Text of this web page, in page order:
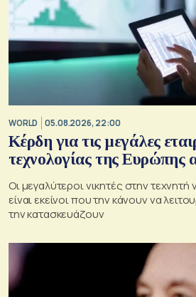
WORLD 05.08.2026, 22:00
Κέρδη για τις μεγάλες
τεχνολογίας της Ευρώπης
Οι μεγαλύτεροι νικητές στην
είναι εκείνοι που την κάνουν να
την κατασκευάζουν